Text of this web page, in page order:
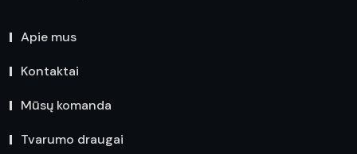
Apie mus
Kontaktai
Mūsų komanda
Tvarumo draugai